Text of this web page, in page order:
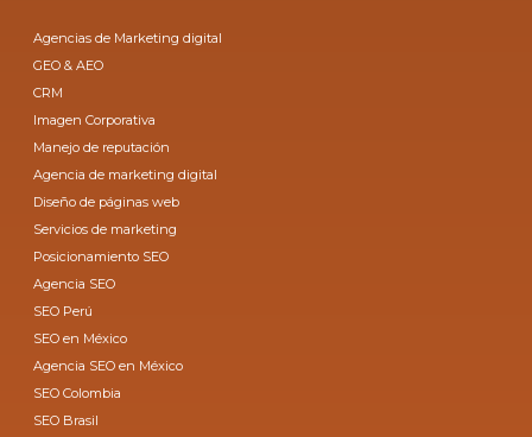
Agencias de Marketing digital
GEO & AEO
CRM
Imagen Corporativa
Manejo de reputación
Agencia de marketing digital
Diseño de páginas web
Servicios de marketing
Posicionamiento SEO
Agencia SEO
SEO Perú
SEO en México
Agencia SEO en México
SEO Colombia
SEO Brasil